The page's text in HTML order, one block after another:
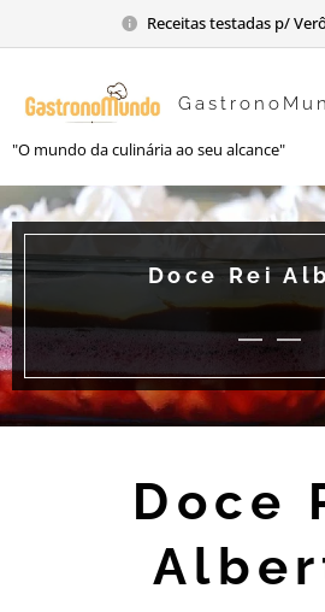
Receitas testadas p/
"O mundo da culinária ao seu alcance"
Doce Rei
Doce